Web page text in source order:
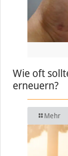
Wie oft
erneuern?
Mehr